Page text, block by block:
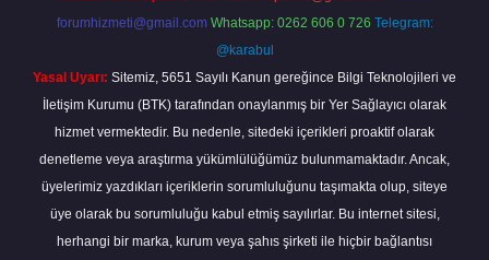
forumhizmeti@gmail.com Whatsapp: 0262 606 0 726 Telegram:
@karabul
Yasal Uyarı: Sitemiz, 5651 Sayılı Kanun gereğince Bilgi Teknolojileri ve
İletişim Kurumu (BTK) tarafından onaylanmış bir Yer Sağlayıcı olarak
hizmet vermektedir. Bu nedenle, sitedeki içerikleri proaktif olarak
denetleme veya araştırma yükümlülüğümüz bulunmamaktadır. Ancak,
üyelerimiz yazdıkları içeriklerin sorumluluğunu taşımakta olup, siteye
üye olarak bu sorumluluğu kabul etmiş sayılırlar. Bu internet sitesi,
herhangi bir marka, kurum veya şahıs şirketi ile hiçbir bağlantısı